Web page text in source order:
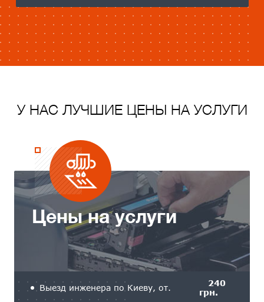
У НАС ЛУЧШИЕ ЦЕНЫ НА УСЛУГИ
Цены на услуги
Выезд инженера по Киеву, от.
240
грн.